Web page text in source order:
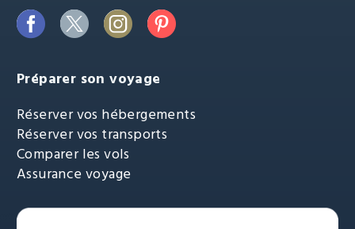
Préparer son voyage
Réserver vos hébergements
Réserver vos transports
Comparer les vols
Assurance voyage